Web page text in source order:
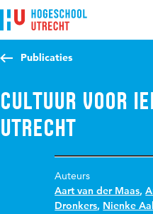
Direct naar de inhoud
Direct naar de hoofdnavigatie
Direct naar de zoekfunctie
Publicaties
Cultuur voor
Utrecht
Auteurs
Aart van der Maas,
Dronkers, Nienke